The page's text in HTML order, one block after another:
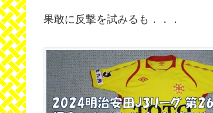
果敢に反撃を試みるも．．．